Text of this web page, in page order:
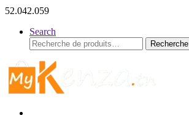
52.042.059
Search
Recherche
pour :
Recherche